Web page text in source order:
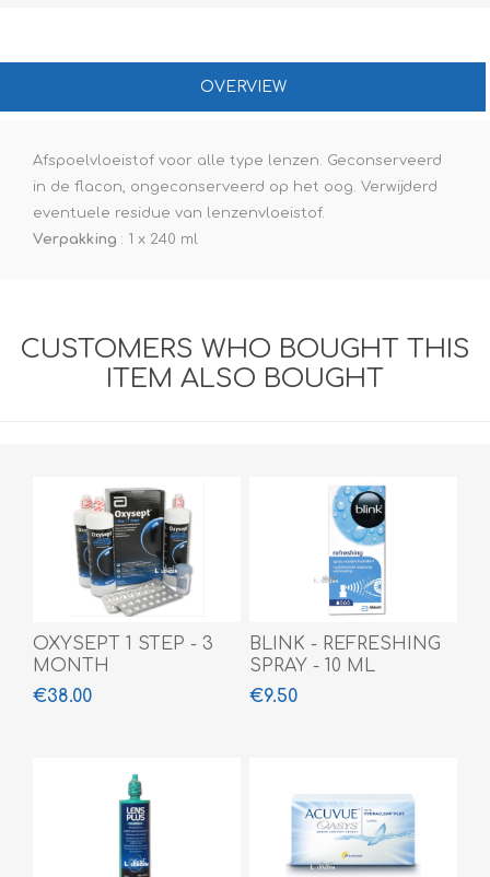
OVERVIEW
Afspoelvloeistof voor alle type lenzen. Geconserveerd
in de flacon, ongeconserveerd op het oog. Verwijderd
eventuele residue van lenzenvloeistof.
Verpakking : 1 x 240 ml
CUSTOMERS WHO BOUGHT THIS
ITEM ALSO BOUGHT
OXYSEPT 1 STEP - 3
MONTH
€38.00
BLINK - REFRESHING
SPRAY - 10 ML
€9.50